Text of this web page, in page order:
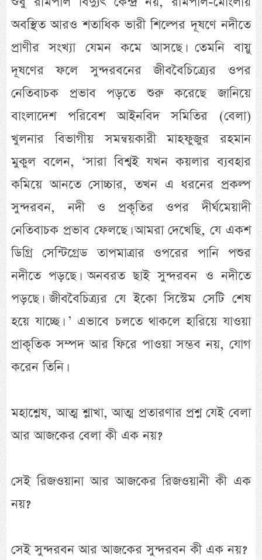
অবস্থিত আরও শতাধিক ভারী শিল্পের দূষণে নদীতে
প্রাণীর সংখ্যা যেমন কমে আসছে। তেমনি বায়ু
দূষণের ফলে সুন্দরবনের জীববৈচিত্র্যের ওপর
নেতিবাচক প্রভাব পড়তে শুরু করেছে জানিয়ে
বাংলাদেশ পরিবেশ আইনবিদ সমিতির (বেলা)
খুলনার বিভাগীয় সমন্বয়কারী মাহফুজুর রহমান
মুকুল বলেন, ‘সারা বিশ্বই যখন কয়লার ব্যবহার
কমিয়ে আনতে সোচ্চার, তখন এ ধরনের প্রকল্প
সুন্দরবন, নদী ও প্রকৃতির ওপর দীর্ঘমেয়াদী
নেতিবাচক প্রভাব ফেলছে। আমরা দেখেছি, যে একশ
ডিগ্রি সেন্টিগ্রেড তাপমাত্রার ওপরের পানি পশুর
নদীতে পড়ছে। অনবরত ছাই সুন্দরবন ও নদীতে
পড়ছে। জীববৈচিত্র্যর যে ইকো সিস্টেম সেটি শেষ
হয়ে যাচ্ছে। ’ এভাবে চলতে থাকলে হারিয়ে যাওয়া
প্রাকৃতিক সম্পদ আর ফিরে পাওয়া সম্ভব নয়, যোগ
করেন তিনি।
মহাশ্লেষ, আত্ম শ্লাখা, আত্ম প্রতারণার প্রশ্ন যেই বেলা
আর আজকের বেলা কী এক নয়?
সেই রিজওয়ানা আর আজকের রিজওয়ানী কী এক
নয়?
সেই সুন্দরবন আর আজকের সুন্দরবন কী এক নয়?